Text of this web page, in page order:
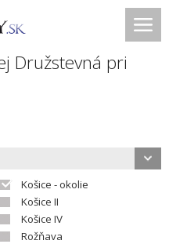
Družstevná pri
Košice - okolie
Košice II
Košice IV
Rožňava